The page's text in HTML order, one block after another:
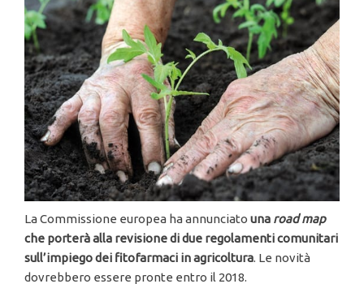
La Commissione europea ha annunciato una road map
che porterà alla revisione di due regolamenti comunitari
sull’impiego dei fitofarmaci in agricoltura. Le novità
dovrebbero essere pronte entro il 2018.